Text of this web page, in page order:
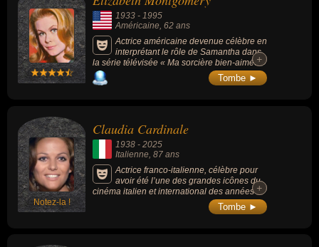
mannequin, musicienne ou chanteuse de blues. En ce qui
concerne leurs nationalités au moment de leurs morts, ils peuvent
avoir été américaine, italienne ou française par exemple.
1933 - 1995
Américaine, 62 ans
Actrice américaine devenue célèbre en
interprétant le rôle de Samantha dans
la série télévisée « Ma sorcière bien-aimée »
(Bewitched, 1964-1972, 8 saisons, 254
épisodes).
+
+
Tombe ►
Notez-la !
Claudia Cardinale
1938 - 2025
Italienne , 87 ans
Actrice franco-italienne, célèbre pour
avoir été l’une des grandes icônes du
cinéma italien et international des années
1960 et 1970 en jouant dans des chefs-
d’œuvre comme "Le Guépard", "8½" et "Il
+
+
Tombe ►